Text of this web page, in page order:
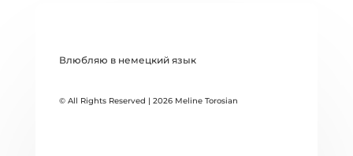
Влюбляю в немецкий язык
© All Rights Reserved | 2026 Meline Torosian